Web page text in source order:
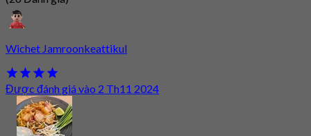
Wichet Jamroonkeattikul
Được đánh giá vào 2 Th11 2024